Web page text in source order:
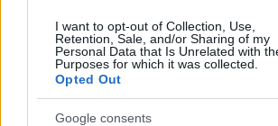
I want to opt-out of Collection, Use,
Retention, Sale, and/or Sharing of my
Personal Data that Is Unrelated with
Purposes for which it was collected.
Opted Out
Google consents
ΕΞΕΤΑΣΕΙΣ ΣΧΟΛΕΙΑ